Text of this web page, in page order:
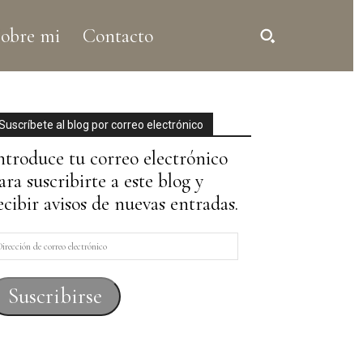
mi Contacto
al blog por correo electrónico
tu correo electrónico
suscribirte a este blog y
avisos de nuevas entradas.
Suscribirse